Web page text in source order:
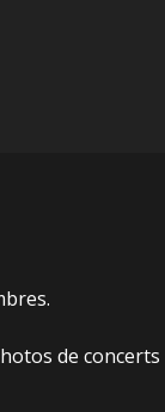
de concerts